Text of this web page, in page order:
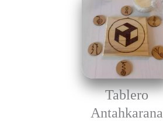
Tablero
Antahkarana